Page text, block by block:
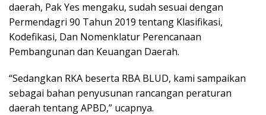
daerah, Pak Yes mengaku, sudah sesuai dengan
Permendagri 90 Tahun 2019 tentang Klasifikasi,
Kodefikasi, Dan Nomenklatur Perencanaan
Pembangunan dan Keuangan Daerah.
“Sedangkan RKA beserta RBA BLUD, kami sampaikan
sebagai bahan penyusunan rancangan peraturan
daerah tentang APBD,” ucapnya.